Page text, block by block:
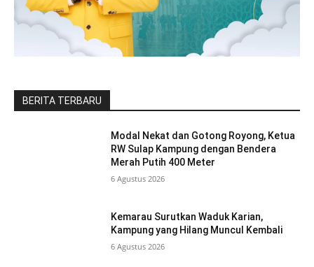
BERITA TERBARU
Modal Nekat dan Gotong Royong, Ketua
RW Sulap Kampung dengan Bendera
Merah Putih 400 Meter
6 Agustus 2026
Kemarau Surutkan Waduk Karian,
Kampung yang Hilang Muncul Kembali
6 Agustus 2026